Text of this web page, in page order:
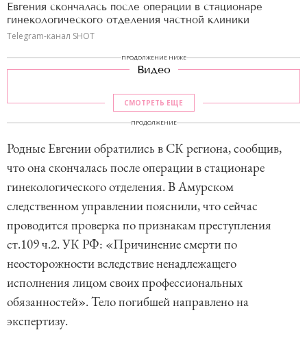
Евгения скончалась после операции в стационаре
гинекологического отделения частной клиники
Telegram-канал SHOT
ПРОДОЛЖЕНИЕ НИЖЕ
Видео
СМОТРЕТЬ ЕЩЕ
ПРОДОЛЖЕНИЕ
Родные Евгении обратились в СК региона, сообщив,
что она скончалась после операции в стационаре
гинекологического отделения. В Амурском
следственном управлении пояснили, что сейчас
проводится проверка по признакам преступления
ст.109 ч.2. УК РФ: «Причинение смерти по
неосторожности вследствие ненадлежащего
исполнения лицом своих профессиональных
обязанностей». Тело погибшей направлено на
экспертизу.